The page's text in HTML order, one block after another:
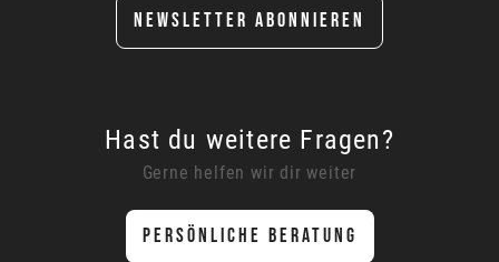
NEWSLETTER ABONNIEREN
Hast du weitere Fragen?
Gerne helfen wir dir weiter
PERSÖNLICHE BERATUNG